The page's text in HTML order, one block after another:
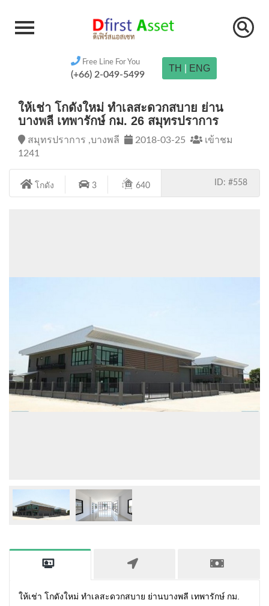
Free Line For You
(+66) 2-049-5499
TH ENG
ให้เช่า โกดังใหม่ ทำเลสะดวกสบาย ย่าน
บางพลี เทพารักษ์ กม. 26 สมุทรปราการ
สมุทรปราการ ,บางพลี 2018-03-25
เข้าชม
1241
โกดัง 3 640 ID: #558
ให้เช่า โกดังใหม่ ทำเลสะดวกสบาย ย่านบางพลี เทพารักษ์ กม.